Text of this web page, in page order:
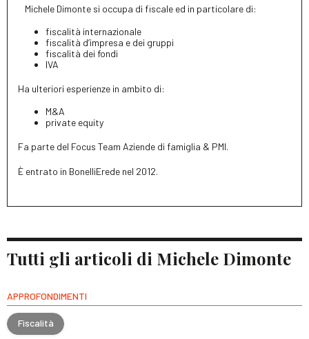
Michele Dimonte si occupa di fiscale ed in particolare di:
fiscalità internazionale
fiscalità d’impresa e dei gruppi
fiscalità dei fondi
IVA
Ha ulteriori esperienze in ambito di:
M&A
private equity
Fa parte del Focus Team Aziende di famiglia & PMI.
È entrato in BonelliErede nel 2012.
Tutti gli articoli di Michele Dimonte
APPROFONDIMENTI
Fiscalità